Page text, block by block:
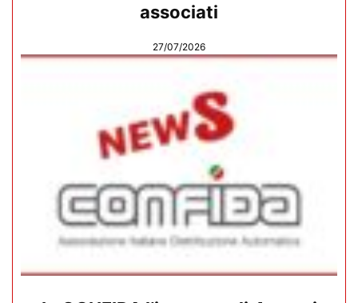
associati
27/07/2026